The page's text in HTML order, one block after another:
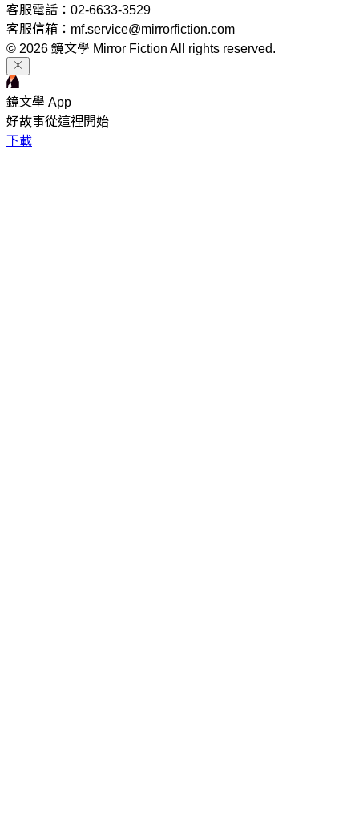
客服電話：02-6633-3529
客服信箱：mf.service@mirrorfiction.com
© 2026 鏡文學 Mirror Fiction All rights reserved.
鏡文學 App
好故事從這裡開始
下載